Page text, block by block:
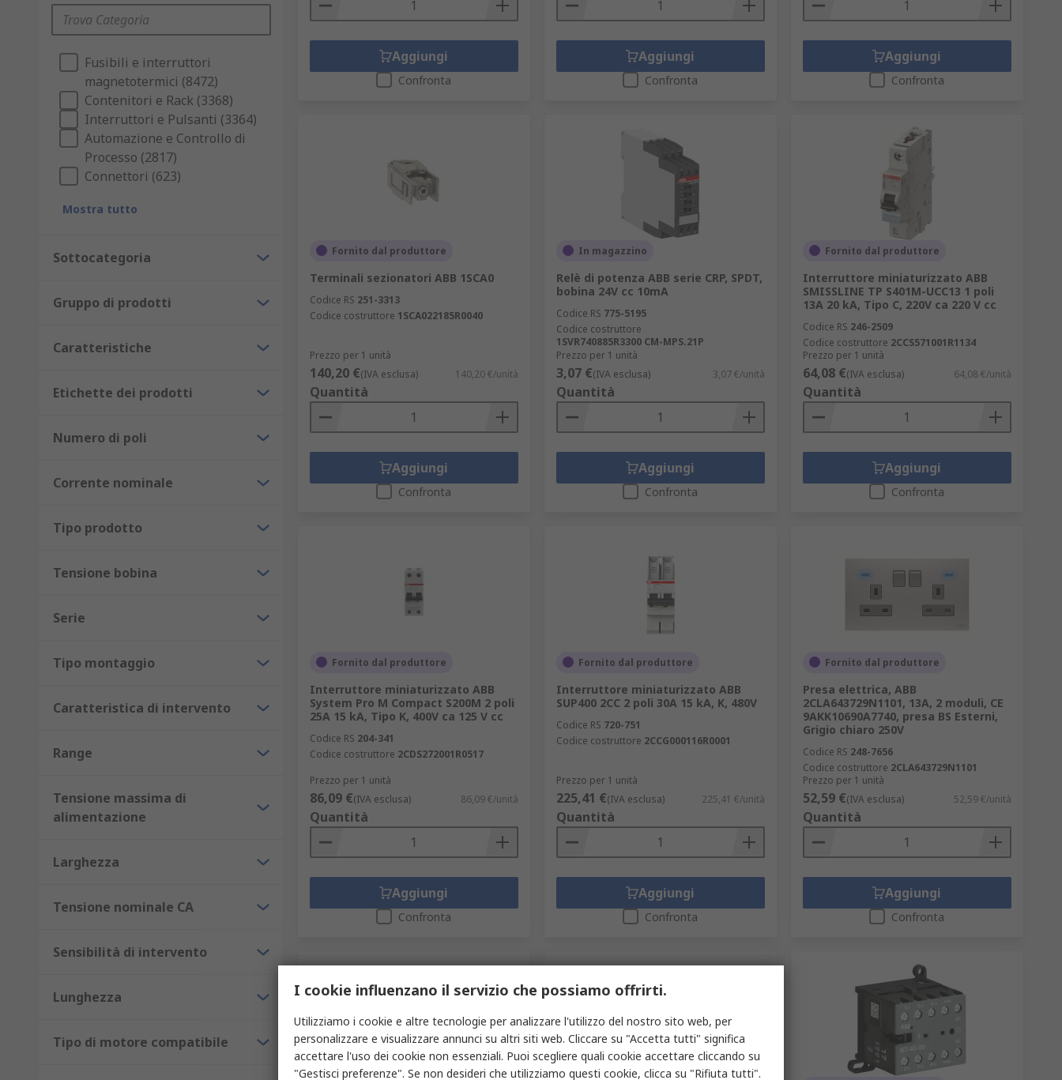
Fusibili e interruttori
magnetotermici (8472)
Contenitori e Rack (3368)
Interruttori e Pulsanti (3364)
Automazione e Controllo di
Processo (2817)
Connettori (623)
Mostra tutto
Sottocategoria
Gruppo di prodotti
Caratteristiche
Etichette dei prodotti
Numero di poli
Corrente nominale
Tipo prodotto
Tensione bobina
Serie
Tipo montaggio
Caratteristica di intervento
Range
Tensione massima di
alimentazione
Larghezza
Tensione nominale CA
Sensibilità di intervento
Lunghezza
Tipo di motore compatibile
Aggiungi
Confronta
Aggiungi
Confronta
Aggiungi
Confronta
Fornito dal produttore
Terminali sezionatori ABB 1SCA0
Codice RS 251-3313
Codice costruttore 1SCA022185R0040
Prezzo per 1 unità
140,20 €(IVA esclusa) 140,20 €/unità
Quantità
Aggiungi
Confronta
In magazzino
Relè di potenza ABB serie CRP, SPDT,
bobina 24V cc 10mA
Codice RS 775-5195
Codice costruttore
1SVR740885R3300 CM-MPS.21P
Prezzo per 1 unità
3,07 €(IVA esclusa) 3,07 €/unità
Quantità
Aggiungi
Confronta
Fornito dal produttore
Interruttore miniaturizzato ABB
SMISSLINE TP S401M-UCC13 1 poli
13A 20 kA, Tipo C, 220V ca 220 V cc
Codice RS 246-2509
Codice costruttore 2CCS571001R1134
Prezzo per 1 unità
64,08 €(IVA esclusa) 64,08 €/unità
Quantità
Aggiungi
Confronta
Fornito dal produttore
Interruttore miniaturizzato ABB
System Pro M Compact S200M 2 poli
25A 15 kA, Tipo K, 400V ca 125 V cc
Codice RS 204-341
Codice costruttore 2CDS272001R0517
Prezzo per 1 unità
86,09 €(IVA esclusa) 86,09 €/unità
Quantità
Aggiungi
Confronta
Fornito dal produttore
Interruttore miniaturizzato ABB
SUP400 2CC 2 poli 30A 15 kA, K, 480V
Codice RS 720-751
Codice costruttore 2CCG000116R0001
Prezzo per 1 unità
225,41 €(IVA esclusa) 225,41 €/unità
Quantità
Aggiungi
Confronta
Fornito dal produttore
Presa elettrica, ABB
2CLA643729N1101, 13A, 2 moduli, CE
9AKK10690A7740, presa BS Esterni,
Grigio chiaro 250V
Codice RS 248-7656
Codice costruttore 2CLA643729N1101
Prezzo per 1 unità
52,59 €(IVA esclusa) 52,59 €/unità
Quantità
Aggiungi
Confronta
I cookie influenzano il servizio che possiamo offrirti.
Utilizziamo i cookie e altre tecnologie per analizzare l'utilizzo del nostro sito web, per
personalizzare e visualizzare annunci su altri siti web. Cliccare su "Accetta tutti" significa
accettare l'uso dei cookie non essenziali. Puoi scegliere quali cookie accettare cliccando su
"Gestisci preferenze". Se non desideri che utilizziamo questi cookie, clicca su "Rifiuta tutti".